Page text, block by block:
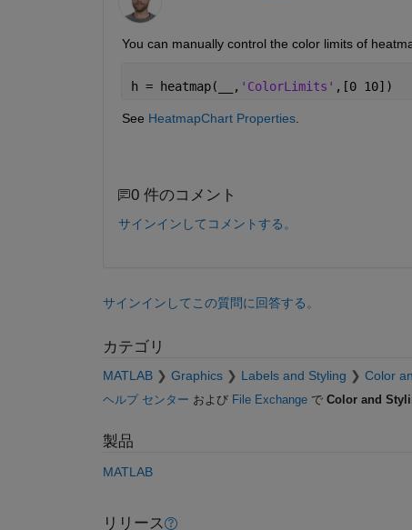
You can manually control the color limits of
h = heatmap( , 'ColorLimits' ,[0 10])
See HeatmapChart Properties.
0 件のコメント
サインインしてコメントする。
サインインしてこの質問に回答する。
カテゴリ
MATLAB Graphics Labels and Styling Color
ヘルプ センター および File Exchangeで Color and
製品
MATLAB
リリース